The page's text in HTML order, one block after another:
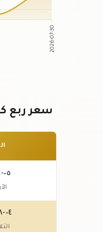
2026-07-30
سعر ربع كيلو
٠٥-٠٨-٢٠٢٦
٠٤-٠٨-٢٠٢٦